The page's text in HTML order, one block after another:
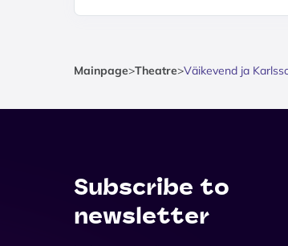
Mainpage>Theatre>Väikevend ja
Subscribe to
newsletter